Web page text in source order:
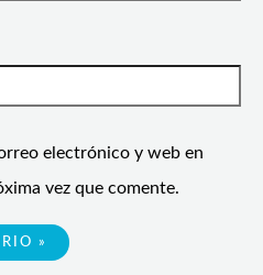
electrónico y web en
vez que comente.